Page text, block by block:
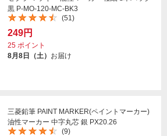
黒 P-MO-120-MC-BK3
(51)
249円
25 ポイント
8月8日（土） お届け
三菱鉛筆 PAINT MARKER(ペイントマーカー)
油性マーカー 中字丸芯 銀 PX20.26
(9)